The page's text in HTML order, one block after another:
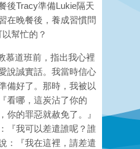
後Tracy準備Lukie隔天
在晚餐後，養成習慣問
幫忙的？
道班前，指出我心裡
說誠實話。我當時信心
備好了。那時，我被以
看哪，這炭沾了你的
你的罪惡就赦免了。』
『我可以差遣誰呢？誰
：『我在這裡，請差遣